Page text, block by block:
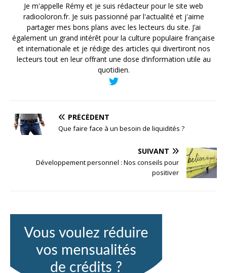
Je m'appelle Rémy et je suis rédacteur pour le site web
radiooloron.fr. Je suis passionné par l'actualité et j'aime
partager mes bons plans avec les lecteurs du site. J’ai
également un grand intérêt pour la culture populaire française
et internationale et je rédige des articles qui divertiront nos
lecteurs tout en leur offrant une dose d’information utile au
quotidien.
PRÉCÉDENT
Que faire face à un besoin de liquidités ?
SUIVANT
Développement personnel : Nos conseils pour
positiver